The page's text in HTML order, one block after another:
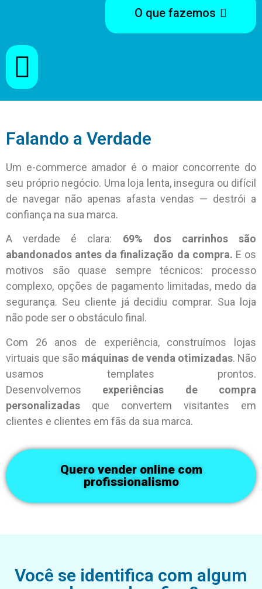
O que fazemos
Falando a Verdade
Um e-commerce amador é o maior concorrente do
seu próprio negócio. Uma loja lenta, insegura ou difícil
de navegar não apenas afasta vendas — destrói a
confiança na sua marca.
A verdade é clara: 69% dos carrinhos são
abandonados antes da finalização da compra. E os
motivos são quase sempre técnicos: processo
complexo, opções de pagamento limitadas, medo da
segurança. Seu cliente já decidiu comprar. Sua loja
não pode ser o obstáculo final.
Com 26 anos de experiência, construímos lojas
virtuais que são máquinas de venda otimizadas. Não
usamos templates prontos.
Desenvolvemos experiências de compra
personalizadas que convertem visitantes em
clientes e clientes em fãs da sua marca.
Quero vender online com
profissionalismo
Você se identifica com algum